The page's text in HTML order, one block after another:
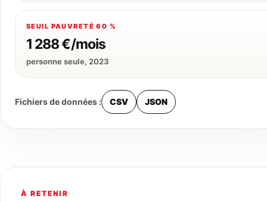
SEUIL PAUVRETÉ 60 %
1 288 €/mois
personne seule, 2023
Fichiers de données : CSV JSON
À RETENIR